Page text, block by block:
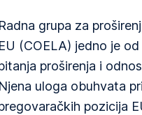
Radna grupa za
EU (COELA) jedno je
proširenja i
Njena uloga obuhvata
pozicija